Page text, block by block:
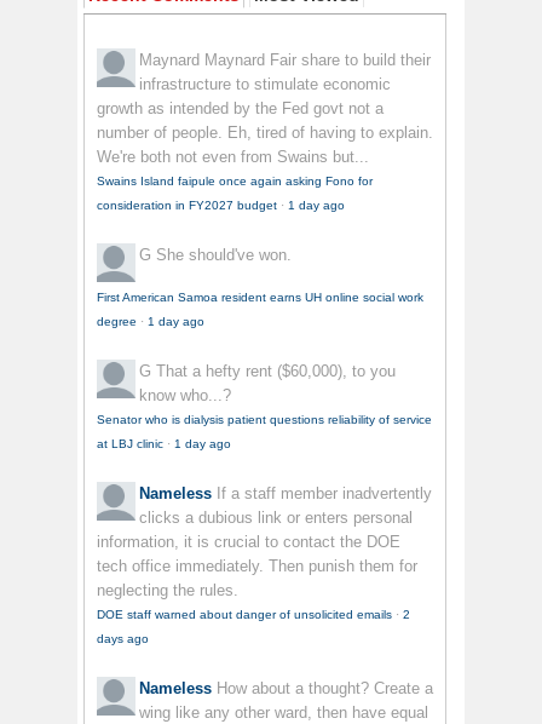
Maynard Maynard Fair share to build their
infrastructure to stimulate economic
growth as intended by the Fed govt not a
number of people. Eh, tired of having to explain.
We're both not even from Swains but...
Swains Island faipule once again asking Fono for
consideration in FY2027 budget · 1 day ago
G She should've won.
First American Samoa resident earns UH online social work
degree · 1 day ago
G That a hefty rent ($60,000), to you
know who...?
Senator who is dialysis patient questions reliability of service
at LBJ clinic · 1 day ago
Nameless If a staff member inadvertently
clicks a dubious link or enters personal
information, it is crucial to contact the DOE
tech office immediately. Then punish them for
neglecting the rules.
DOE staff warned about danger of unsolicited emails · 2
days ago
Nameless How about a thought? Create a
wing like any other ward, then have equal